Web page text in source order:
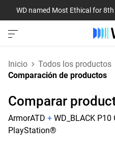
WD named Most Ethical for
Inicio
Todos los productos
Comparación de productos
Comparar
ArmorATD + WD_BLACK
PlayStation®